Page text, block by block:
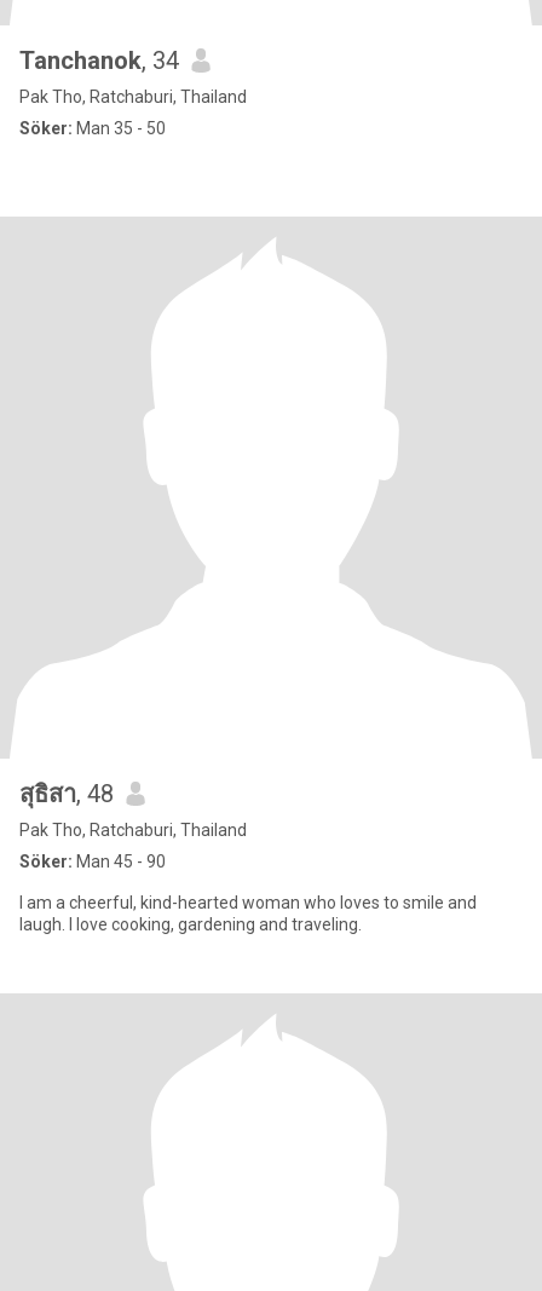
Tanchanok, 34
Pak Tho, Ratchaburi, Thailand
Söker: Man 35 - 50
สุธิสา, 48
Pak Tho, Ratchaburi, Thailand
Söker: Man 45 - 90
I am a cheerful, kind-hearted woman who loves to smile and
laugh. I love cooking, gardening and traveling.